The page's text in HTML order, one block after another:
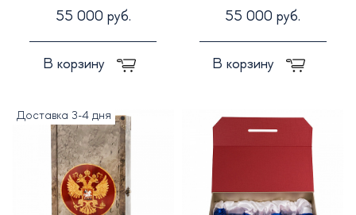
55 000 руб.
В корзину
55 000 руб.
В корзину
Доставка 3-4 дня